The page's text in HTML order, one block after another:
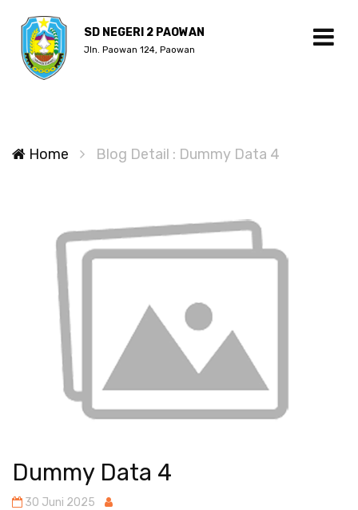
SD NEGERI 2 PAOWAN
Jln. Paowan 124, Paowan
Home Blog Detail : Dummy Data 4
Dummy Data 4
30 Juni 2025